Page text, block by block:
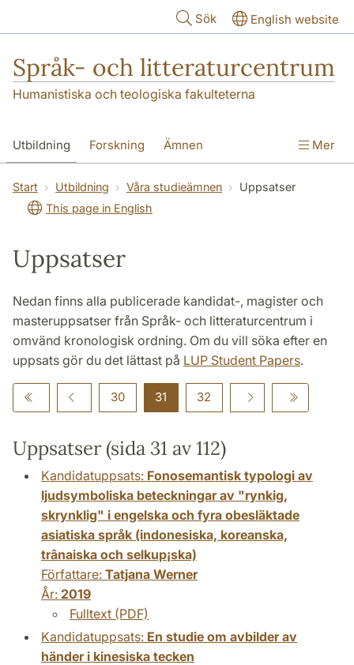
Sök English website
Språk- och litteraturcentrum
Humanistiska och teologiska fakulteterna
Utbildning Forskning Ämnen
SOL-husen Kontakt Institutionen
översättning till svenska
Mer
Start Utbildning Våra studieämnen
Uppsatser
This page in English
Uppsatser
Nedan finns alla publicerade kandidat-, magister och
masteruppsatser från Språk- och litteraturcentrum i
omvänd kronologisk ordning. Om du vill söka efter en
uppsats gör du det lättast på LUP Student Papers.
30 31 32
Uppsatser (sida 31 av 112)
Kandidatuppsats: Fonosemantisk typologi av
ljudsymboliska beteckningar av "rynkig,
skrynklig" i engelska och fyra obesläktade
asiatiska språk (indonesiska, koreanska,
trânaiska och selkup¡ska)
Författare: Tatjana Werner
År: 2019
Fulltext (PDF)
Kandidatuppsats: En studie om avbilder av
händer i kinesiska tecken